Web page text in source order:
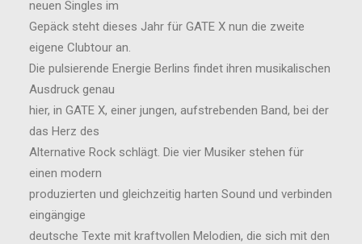
neuen Singles im
Gepäck steht dieses Jahr für GATE X nun die zweite
eigene Clubtour an.
Die pulsierende Energie Berlins findet ihren musikalischen
Ausdruck genau
hier, in GATE X, einer jungen, aufstrebenden Band, bei der
das Herz des
Alternative Rock schlägt. Die vier Musiker stehen für
einen modern
produzierten und gleichzeitig harten Sound und verbinden
eingängige
deutsche Texte mit kraftvollen Melodien, die sich mit den